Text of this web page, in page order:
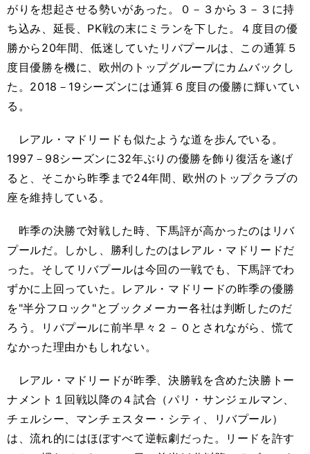
がりを想起させる勢いがあった。０－３から３－３に持
ち込み、延長、PK戦の末にミランを下した。４度目の優
勝から20年間、低迷していたリバプールは、この通算５
度目優勝を機に、欧州のトップグループにカムバックし
た。2018－19シーズンには通算６度目の優勝に輝いてい
る。
レアル・マドリードも似たような道を歩んでいる。
1997－98シーズンに32年ぶりの優勝を飾り復活を遂げ
ると、そこから昨季まで24年間、欧州のトップクラブの
座を維持している。
昨季の決勝で対戦した時、下馬評が高かったのはリバ
プールだ。しかし、勝利したのはレアル・マドリードだ
った。そしてリバプールは今回の一戦でも、下馬評でわ
ずかに上回っていた。レアル・マドリードの昨季の優勝
を"半分フロック"とブックメーカー各社は判断したのだ
ろう。リバプールに前半早々２－０とされながら、慌て
なかった理由かもしれない。
レアル・マドリードが昨季、決勝戦を含めた決勝トー
ナメント１回戦以降の４試合（パリ・サンジェルマン、
チェルシー、マンチェスター・シティ、リバプール）
は、流れ的にはほぼすべて逆転劇だった。リードを許す